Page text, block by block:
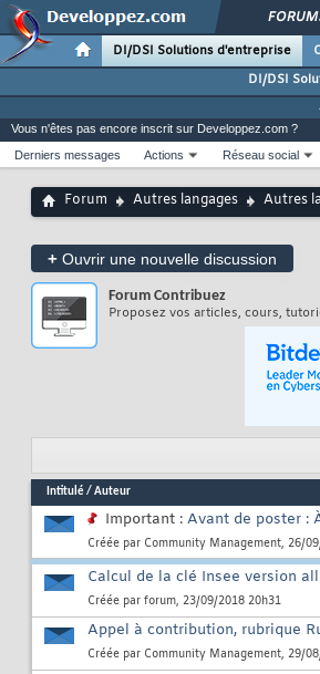
DI/DSI Solutions d'entreprise
DI/DSI
Vous n'êtes pas encore inscrit sur Developpez.com ?
Derniers messages
Actions Réseau social
Forum Autres langages Autres
+ Ouvrir une nouvelle discussion
Forum Contribuez
Proposez vos articles, cours,
Intitulé/ Auteur
Important : Avant de poster :
Créée par Community Management, 26/
Calcul de la clé Insee version
Créée par forum, 23/09/2018 20h31
Appel à contribution, rubrique
Créée par Community Management, 29/